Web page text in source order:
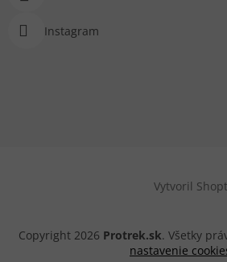
Instagram
Vytvoril
Copyright 2026 Protrek.sk. Všetky
nastavenie